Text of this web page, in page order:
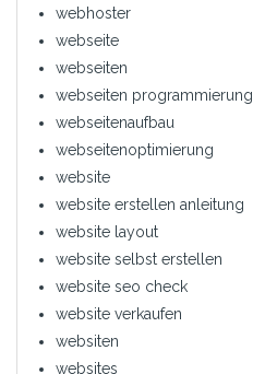
webhoster
webseite
webseiten
webseiten programmierung
webseitenaufbau
webseitenoptimierung
website
website erstellen anleitung
website layout
website selbst erstellen
website seo check
website verkaufen
websiten
websites